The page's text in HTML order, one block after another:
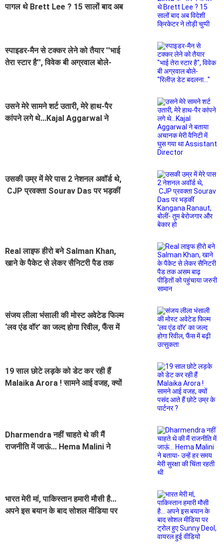
पागल थे Brett Lee ? 15 सालों बाद अब
स्पाइडर-मैन से टक्कर लेने को तैयार ''भाई
तेरा स्टार है'', विवेक बी अग्रवाल बोले-
उसने मेरे सामने शर्ट उतारी, मेरे हाथ-पैर
कांपने लगे थे...Kajal Aggarwal ने
उसकी उम्र में मेरे पास 2 नेशनल अवॉर्ड थे,
CJP प्रवक्ता Sourav Das पर भड़कीं
Real लाइफ हीरो बने Salman Khan,
खाने के पैकेट से लेकर सैनिटरी पैड तक
संजय लीला भंसाली की मोस्ट अवेटेड फिल्म
‘लव एंड वॉर’ का जल्द होगा रिवील, फैंस में
19 साल छोटे लड़के को डेट कर रही हैं
Malaika Arora ! सामने आई वजह, क्यों
Dharmendra नहीं चाहते थे की मैं
राजनीति में जाऊं... Hema Malini ने
भारत मेरी मां, पाकिस्तान हमारी मौसी है...
अपने इस बयान के बाद सोशल मीडिया पर